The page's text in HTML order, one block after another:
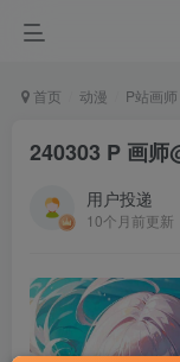
首页 动漫 P站画师
240303 P 画师
用户投递
10个月前更新